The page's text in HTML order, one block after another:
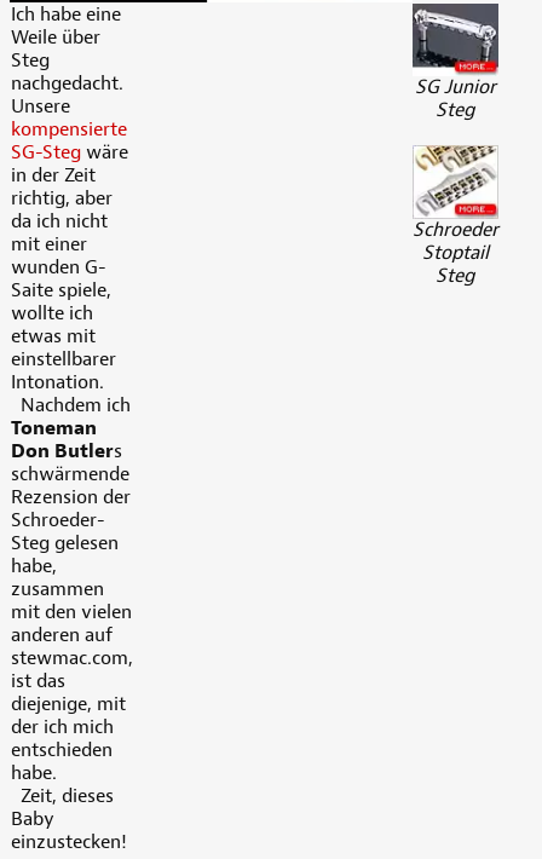
Ich habe eine
Weile über
Steg
nachgedacht.
Unsere
kompensierte
SG-Stegwäre
in der Zeit
richtig, aber
da ich nicht
mit einer
wunden G-
Saite spiele,
wollte ich
etwas mit
einstellbarer
Intonation.
Nachdem ich
Toneman
Don Butlers
schwärmende
Rezension der
Schroeder-
Steg gelesen
habe,
zusammen
mit den vielen
anderen auf
stewmac.com,
ist das
diejenige, mit
der ich mich
entschieden
habe.
Zeit, dieses
Baby
einzustecken!
SG Junior
Steg
Schroeder
Stoptail
Steg